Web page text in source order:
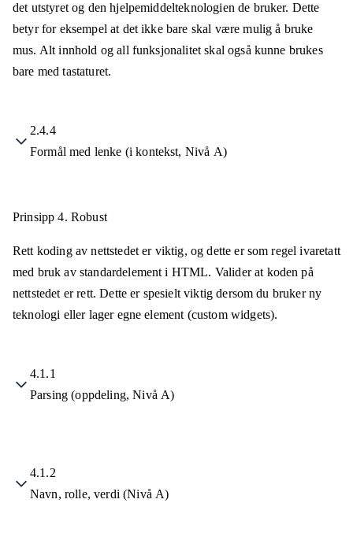
det utstyret og den hjelpemiddelteknologien de bruker. Dette
betyr for eksempel at det ikke bare skal være mulig å bruke
mus. Alt innhold og all funksjonalitet skal også kunne brukes
bare med tastaturet.
2.4.4
Formål med lenke (i kontekst, Nivå A)
Prinsipp 4. Robust
Rett koding av nettstedet er viktig, og dette er som regel ivaretatt
med bruk av standardelement i HTML. Valider at koden på
nettstedet er rett. Dette er spesielt viktig dersom du bruker ny
teknologi eller lager egne element (custom widgets).
4.1.1
Parsing (oppdeling, Nivå A)
4.1.2
Navn, rolle, verdi (Nivå A)